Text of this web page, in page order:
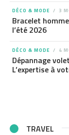
DÉCO & MODE 3
Bracelet
l’été 2026
DÉCO & MODE 4
Dépannage
L’expertise à
TRAVEL